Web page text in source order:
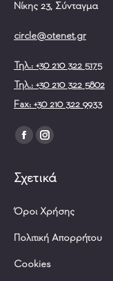
Νίκης 23, Σύνταγμα
circle@otenet.gr
Τηλ.: +30 210 322 5175
Τηλ.: +30 210 322 5802
Fax: +30 210 322 9933
Find us on:
Facebook
opens
new
window
Instagram
opens
new
window
Σχετικά
Όροι Χρήσης
Πολιτική Απορρήτου
Cookies